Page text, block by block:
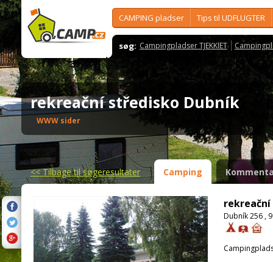
CAMPING pladser Tips til UDFLUGTER
søg: Campingpladser TJEKKIET
rekreační středisko Dubník
WWW sider
<<Tilbage til søgeresultater Camping
Dubník 256 ,